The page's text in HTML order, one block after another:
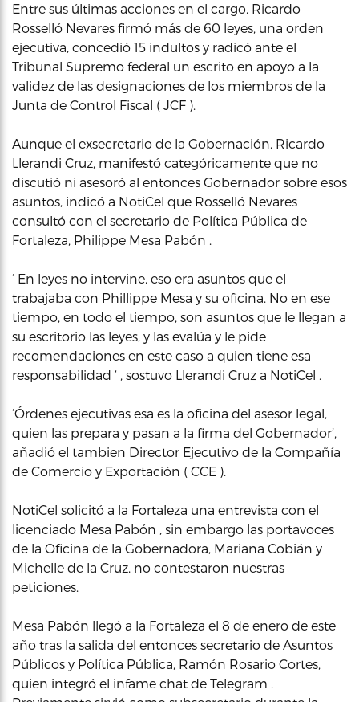
Entre sus últimas acciones en el cargo, Ricardo
Rosselló Nevares firmó más de 60 leyes, una orden
ejecutiva, concedió 15 indultos y radicó ante el
Tribunal Supremo federal un escrito en apoyo a la
validez de las designaciones de los miembros de la
Junta de Control Fiscal ( JCF ).
Aunque el exsecretario de la Gobernación, Ricardo
Llerandi Cruz, manifestó categóricamente que no
discutió ni asesoró al entonces Gobernador sobre esos
asuntos, indicó a NotiCel que Rosselló Nevares
consultó con el secretario de Política Pública de
Fortaleza, Philippe Mesa Pabón .
‘ En leyes no intervine, eso era asuntos que el
trabajaba con Phillippe Mesa y su oficina. No en ese
tiempo, en todo el tiempo, son asuntos que le llegan a
su escritorio las leyes, y las evalúa y le pide
recomendaciones en este caso a quien tiene esa
responsabilidad ‘ , sostuvo Llerandi Cruz a NotiCel .
‘Órdenes ejecutivas esa es la oficina del asesor legal,
quien las prepara y pasan a la firma del Gobernador’,
añadió el tambien Director Ejecutivo de la Compañía
de Comercio y Exportación ( CCE ).
NotiCel solicitó a la Fortaleza una entrevista con el
licenciado Mesa Pabón , sin embargo las portavoces
de la Oficina de la Gobernadora, Mariana Cobián y
Michelle de la Cruz, no contestaron nuestras
peticiones.
Mesa Pabón llegó a la Fortaleza el 8 de enero de este
año tras la salida del entonces secretario de Asuntos
Públicos y Política Pública, Ramón Rosario Cortes,
quien integró el infame chat de Telegram .